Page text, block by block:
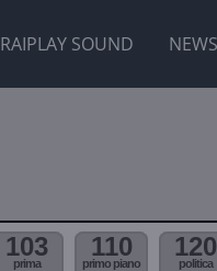
RAIPLAY SOUND NEWS
103
prima
110
primo piano
120
politica